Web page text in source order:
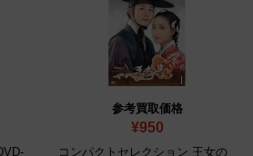
参考買取価格
¥950
コンパクトセレクション 王女の